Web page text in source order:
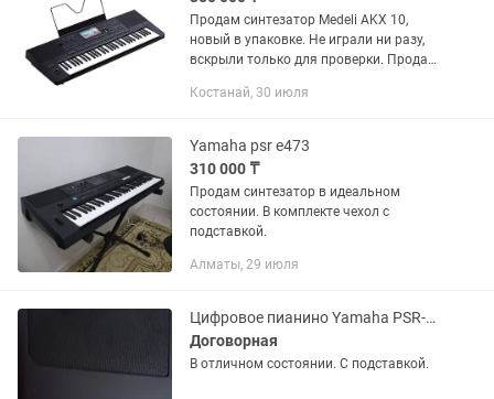
Продам синтезатор Medeli AKX 10,
новый в упаковке. Не играли ни разу,
вскрыли только для проверки. Продаю
yamaha psr sx700, этот подарили для
Костанай, 30 июля
Yamaha psr e473
310 000 ₸
Продам синтезатор в идеальном
состоянии. В комплекте чехол с
подставкой.
Алматы, 29 июля
Цифровое пианино Yamaha PSR-EW410
Договорная
В отличном состоянии. С подставкой.